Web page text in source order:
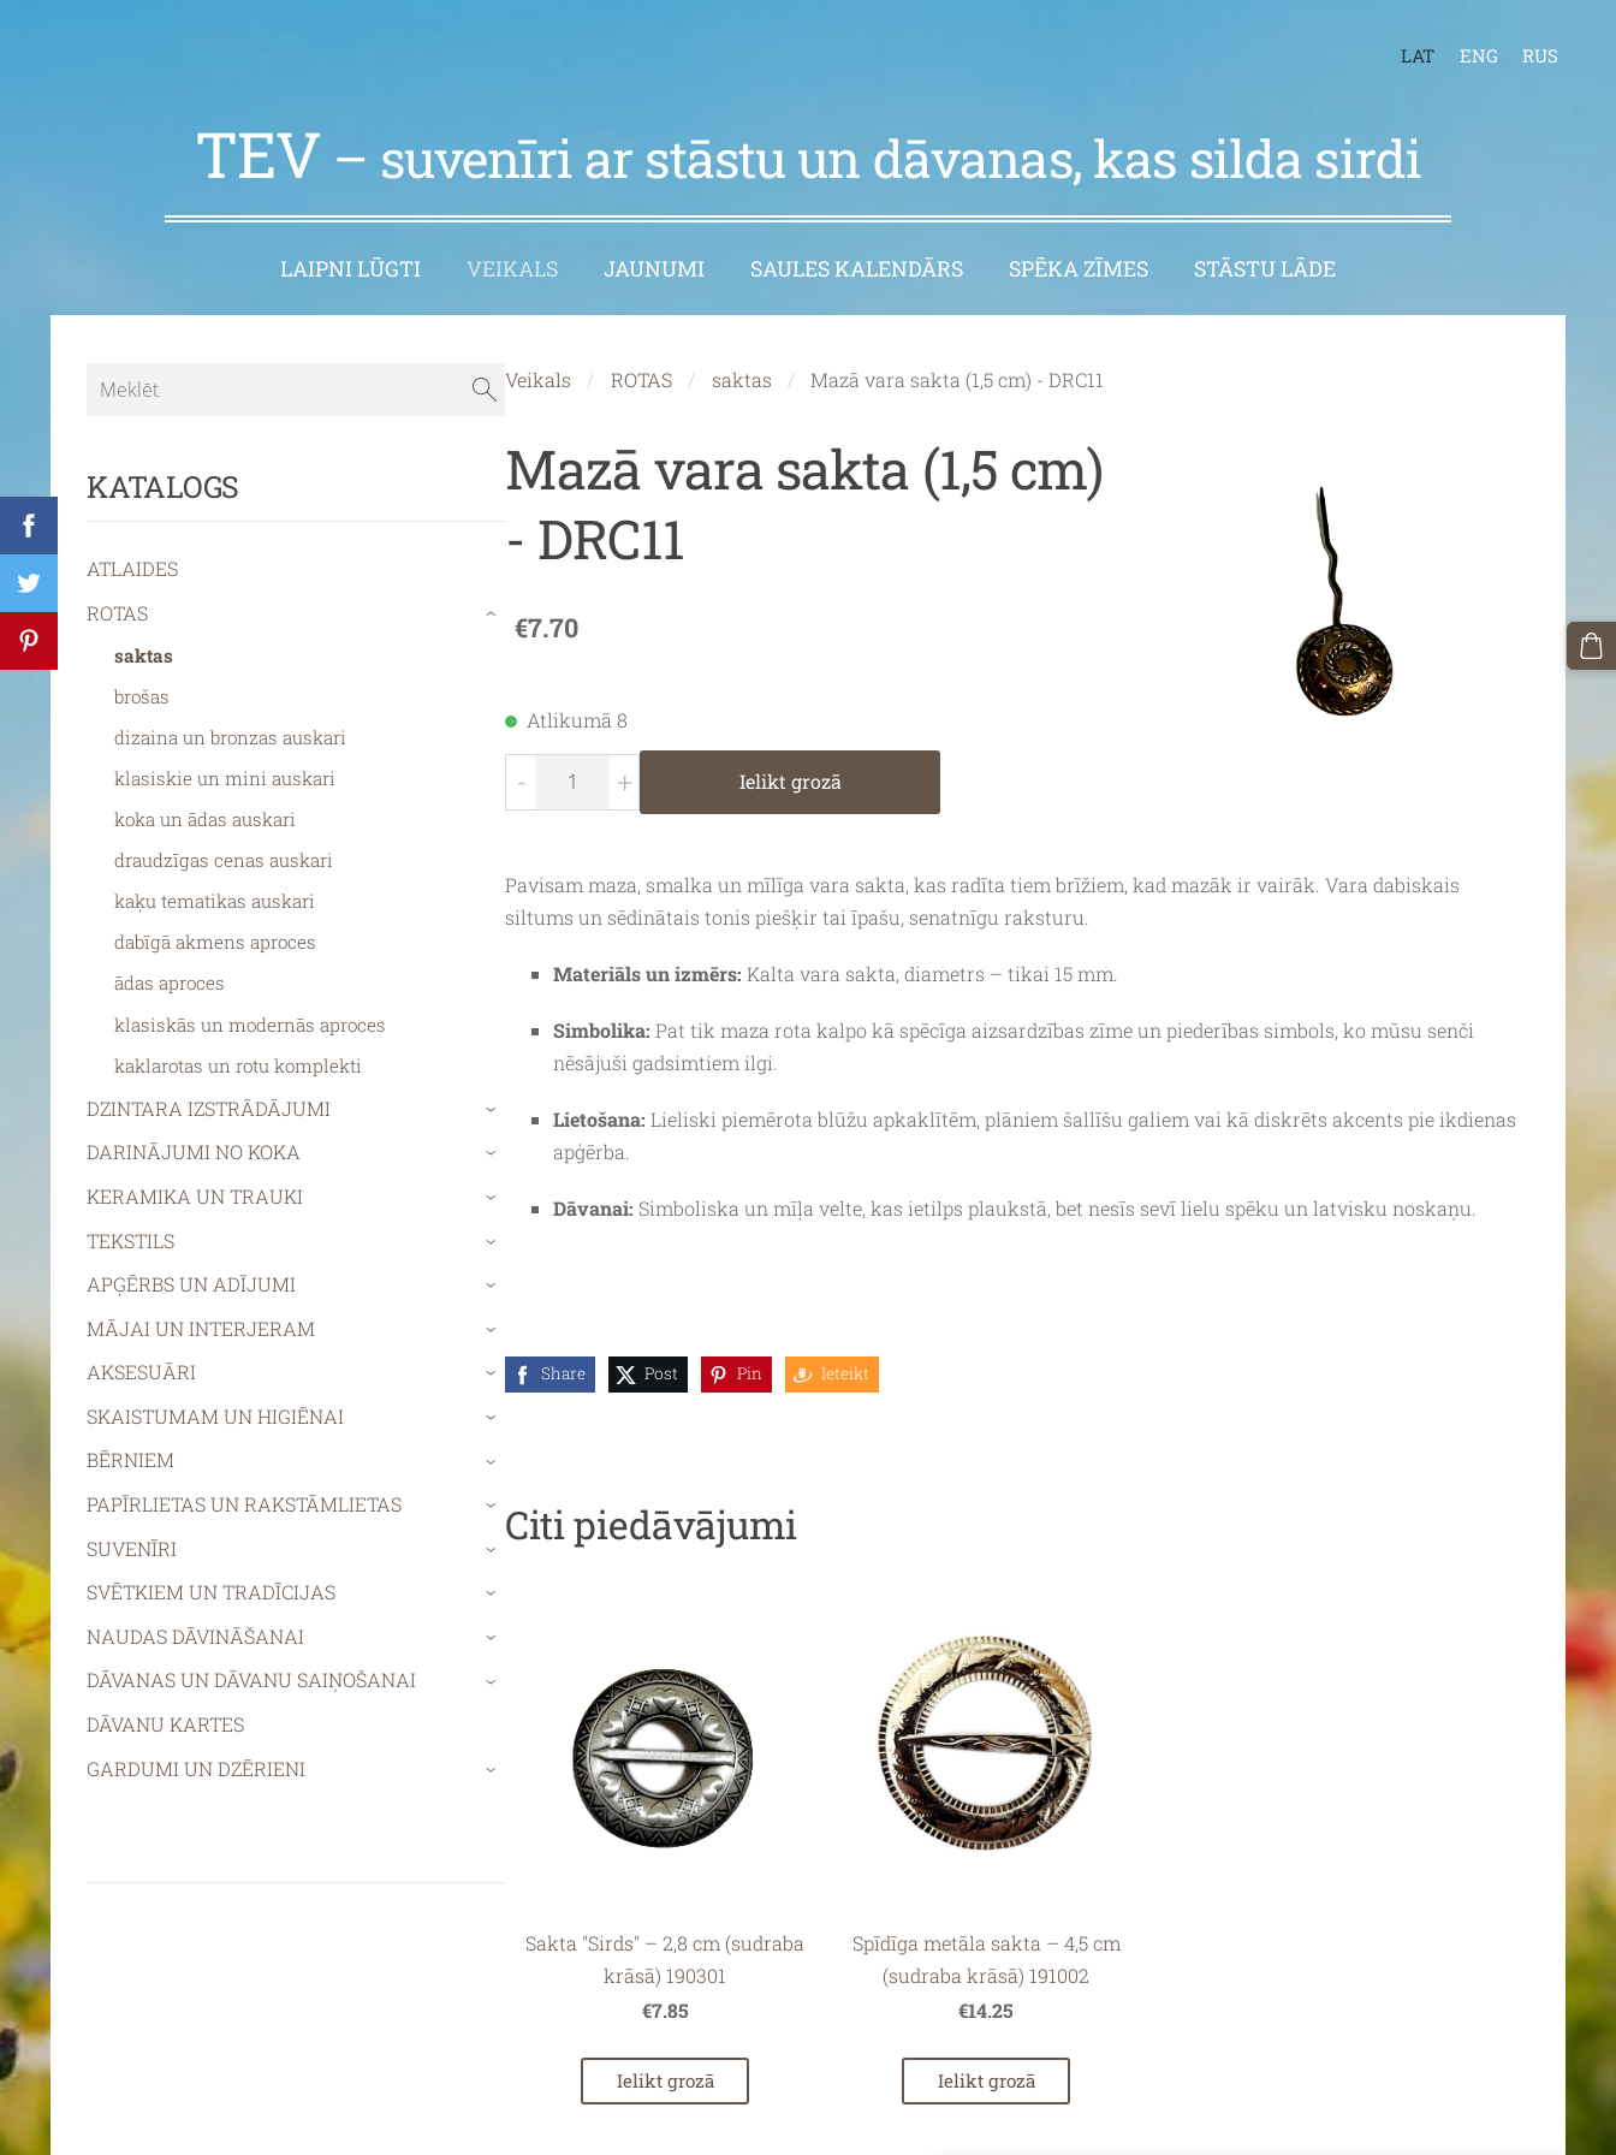
LAT ENG RUS
TEV – suvenīri ar stāstu un dāvanas, kas silda sirdi
LAIPNI LŪGTI VEIKALS JAUNUMI SAULES KALENDĀRS SPĒKA ZĪMES STĀSTU LĀDE
KATALOGS
ATLAIDES
ROTAS
saktas
brošas
dizaina un bronzas auskari
klasiskie un mini auskari
koka un ādas auskari
draudzīgas cenas auskari
kaķu tematikas auskari
dabīgā akmens aproces
ādas aproces
klasiskās un modernās aproces
kaklarotas un rotu komplekti
›
DZINTARA IZSTRĀDĀJUMI ›
DARINĀJUMI NO KOKA ›
KERAMIKA UN TRAUKI ›
TEKSTILS ›
APĢĒRBS UN ADĪJUMI ›
MĀJAI UN INTERJERAM ›
AKSESUĀRI ›
SKAISTUMAM UN HIGIĒNAI ›
BĒRNIEM ›
PAPĪRLIETAS UN RAKSTĀMLIETAS ›
SUVENĪRI ›
SVĒTKIEM UN TRADĪCIJAS ›
NAUDAS DĀVINĀŠANAI ›
DĀVANAS UN DĀVANU SAIŅOŠANAI ›
DĀVANU KARTES
GARDUMI UN DZĒRIENI
›
Veikals ROTAS saktas Mazā vara sakta (1,5 cm) - DRC11
Mazā vara sakta (1,5 cm)
- DRC11
€7.70
Atlikumā 8
- + Ielikt grozā
Pavisam maza, smalka un mīlīga vara sakta, kas radīta tiem brīžiem, kad mazāk ir vairāk. Vara dabiskais
siltums un sēdinātais tonis piešķir tai īpašu, senatnīgu raksturu.
Materiāls un izmērs: Kalta vara sakta, diametrs – tikai 15 mm.
Simbolika: Pat tik maza rota kalpo kā spēcīga aizsardzības zīme un piederības simbols, ko mūsu senči
nēsājuši gadsimtiem ilgi.
Lietošana: Lieliski piemērota blūžu apkaklītēm, plāniem šallīšu galiem vai kā diskrēts akcents pie ikdienas
apģērba.
Dāvanai: Simboliska un mīļa velte, kas ietilps plaukstā, bet nesīs sevī lielu spēku un latvisku noskaņu.
Share Post Pin Ieteikt
Citi piedāvājumi
Sakta "Sirds" – 2,8 cm (sudraba
krāsā) 190301
€7.85
Ielikt grozā
Spīdīga metāla sakta – 4,5 cm
(sudraba krāsā) 191002
€14.25
Ielikt grozā